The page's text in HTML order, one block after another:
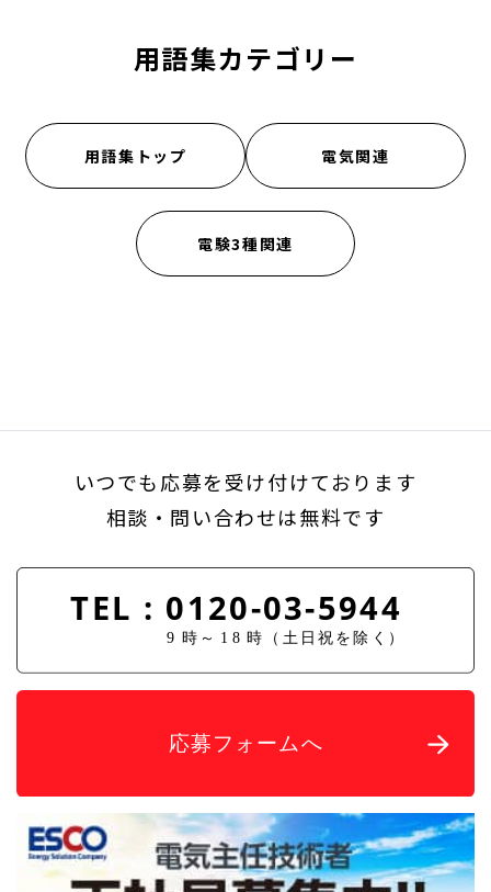
用語集カテゴリー
用語集トップ 電気関連
電験3種関連
いつでも応募を受け付けております
相談・問い合わせは無料です